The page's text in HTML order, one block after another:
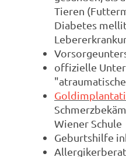
Tieren
Diabetes
offizielle
Wiener Schule
Geburtshilfe